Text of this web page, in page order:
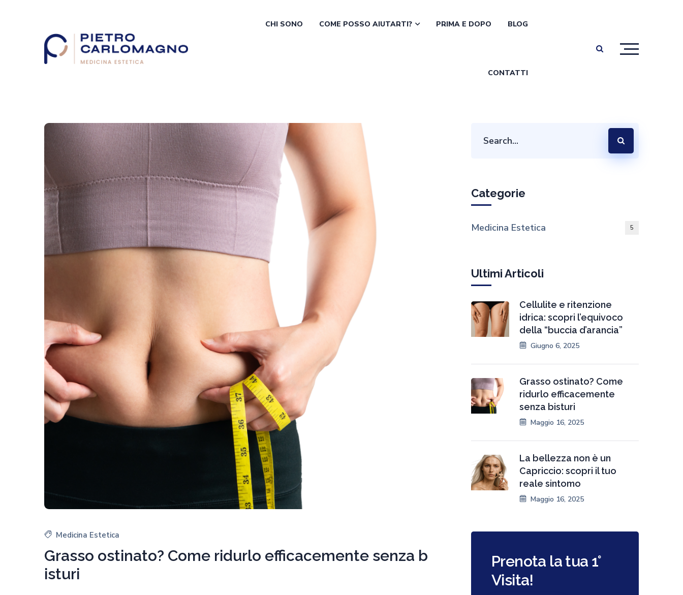
CHI SONO COME POSSO AIUTARTI? PRIMA E DOPO BLOG
CONTATTI
Medicina Estetica
Grasso ostinato? Come ridurlo efficacemente senza b
isturi
Categorie
Medicina Estetica 5
Ultimi Articoli
Cellulite e ritenzione
idrica: scopri l’equivoco
della “buccia d’arancia”
Giugno 6, 2025
Grasso ostinato? Come
ridurlo efficacemente
senza bisturi
Maggio 16, 2025
La bellezza non è un
Capriccio: scopri il tuo
reale sintomo
Maggio 16, 2025
Prenota la tua 1°
Visita!